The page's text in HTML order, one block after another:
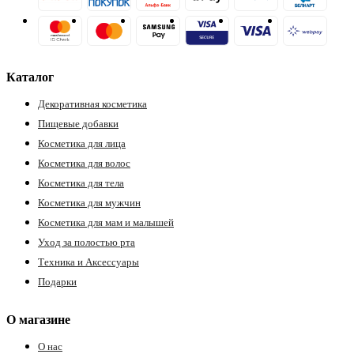
Каталог
Декоративная косметика
Пищевые добавки
Косметика для лица
Косметика для волос
Косметика для тела
Косметика для мужчин
Косметика для мам и малышей
Уход за полостью рта
Техника и Аксессуары
Подарки
О магазине
О нас